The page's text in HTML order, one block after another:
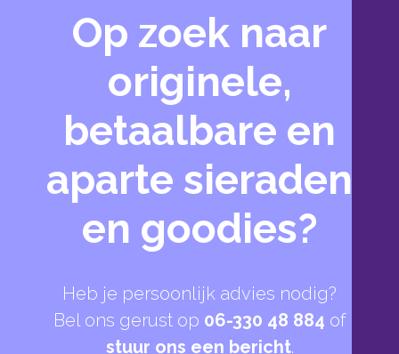
Op zoek naar
originele,
betaalbare en
aparte sieraden
en goodies?
Heb je persoonlijk advies nodig?
Bel ons gerust op 06-330 48 884 of
stuur ons een bericht.